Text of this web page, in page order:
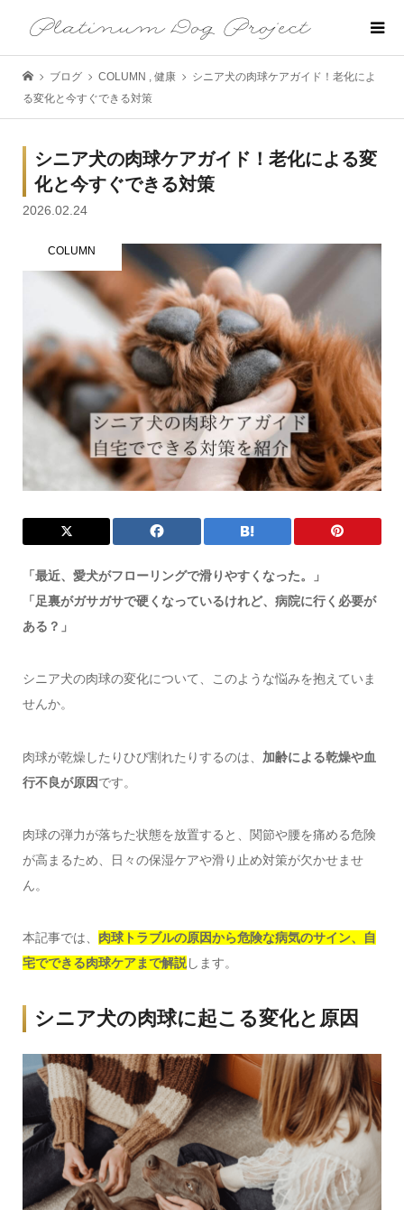
ブログ COLUMN , 健康
シニア犬の肉球ケアガイド！老化によ
る変化と今すぐできる対策
シニア犬の肉球ケアガイド！老化による変
化と今すぐできる対策
2026.02.24
COLUMN
「最近、愛犬がフローリングで滑りやすくなった。」
「足裏がガサガサで硬くなっているけれど、病院に行く必要が
ある？」
シニア犬の肉球の変化について、このような悩みを抱えていま
せんか。
肉球が乾燥したりひび割れたりするのは、 加齢による乾燥や血
行不良が原因です。
肉球の弾力が落ちた状態を放置すると、関節や腰を痛める危険
が高まるため、日々の保湿ケアや滑り止め対策が欠かせませ
ん。
本記事では、 肉球トラブルの原因から危険な病気のサイン、自
宅でできる肉球ケアまで解説します。
シニア犬の肉球に起こる変化と原因